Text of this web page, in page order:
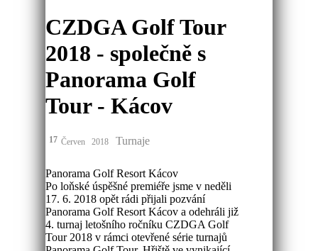
CZDGA Golf Tour
2018 - společně s
Panorama Golf
Tour - Kácov
Červen
17 2018 Turnaje
Panorama Golf Resort Kácov
Po loňské úspěšné premiéře jsme v neděli
17. 6. 2018 opět rádi přijali pozvání
Panorama Golf Resort Kácov a odehráli již
4. turnaj letošního ročníku CZDGA Golf
Tour 2018 v rámci otevřené série turnajů